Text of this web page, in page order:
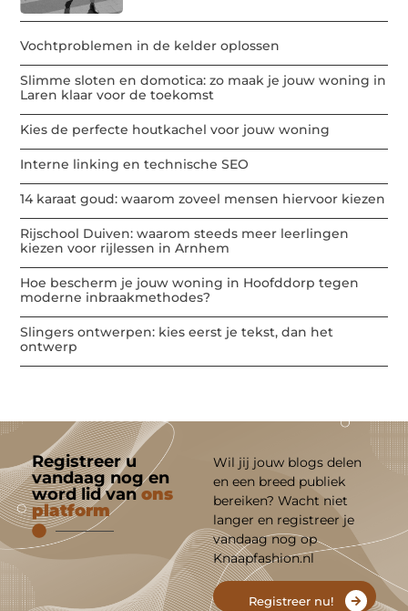
Vochtproblemen in de kelder oplossen
Slimme sloten en domotica: zo maak je jouw woning in
Laren klaar voor de toekomst
Kies de perfecte houtkachel voor jouw woning
Interne linking en technische SEO
14 karaat goud: waarom zoveel mensen hiervoor kiezen
Rijschool Duiven: waarom steeds meer leerlingen
kiezen voor rijlessen in Arnhem
Hoe bescherm je jouw woning in Hoofddorp tegen
moderne inbraakmethodes?
Slingers ontwerpen: kies eerst je tekst, dan het
ontwerp
Registreer u
vandaag nog en
word lid vanons
platform
Wil jij jouw blogs delen
en een breed publiek
bereiken? Wacht niet
langer en registreer je
vandaag nog op
Knaapfashion.nl
Registreer nu!